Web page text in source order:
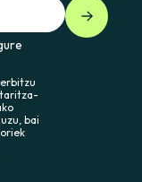
bai